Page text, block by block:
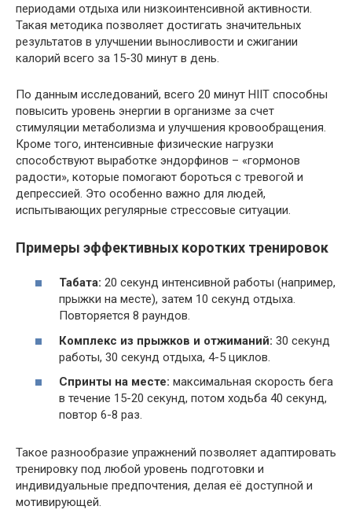
периодами отдыха или низкоинтенсивной активности.
Такая методика позволяет достигать значительных
результатов в улучшении выносливости и сжигании
калорий всего за 15-30 минут в день.
По данным исследований, всего 20 минут HIIT способны
повысить уровень энергии в организме за счет
стимуляции метаболизма и улучшения кровообращения.
Кроме того, интенсивные физические нагрузки
способствуют выработке эндорфинов – «гормонов
радости», которые помогают бороться с тревогой и
депрессией. Это особенно важно для людей,
испытывающих регулярные стрессовые ситуации.
Примеры эффективных коротких тренировок
Табата: 20 секунд интенсивной работы (например,
прыжки на месте), затем 10 секунд отдыха.
Повторяется 8 раундов.
Комплекс из прыжков и отжиманий: 30 секунд
работы, 30 секунд отдыха, 4-5 циклов.
Спринты на месте: максимальная скорость бега
в течение 15-20 секунд, потом ходьба 40 секунд,
повтор 6-8 раз.
Такое разнообразие упражнений позволяет адаптировать
тренировку под любой уровень подготовки и
индивидуальные предпочтения, делая её доступной и
мотивирующей.